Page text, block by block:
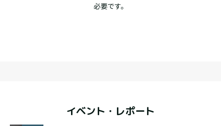
必要です。
イベント・レポート